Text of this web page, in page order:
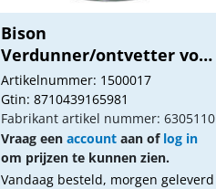
Bison
Verdunner/ontvetter voor
Bison Kit...
Artikelnummer: 1500017
Gtin: 8710439165981
Fabrikant artikel nummer: 6305110
Vraag eenaccount aan of log in
om prijzen te kunnen zien.
Vandaag besteld, morgen geleverd